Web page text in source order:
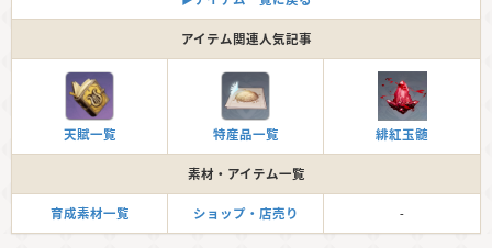
アイテム関連人気記事
天賦一覧 特産品一覧 緋紅玉髄
素材・アイテム一覧
育成素材一覧 ショップ・店売り -